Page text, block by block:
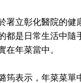
署立彰化醫院的健
都是日常生活中隨
在年菜當中。
筠表示，年菜菜單